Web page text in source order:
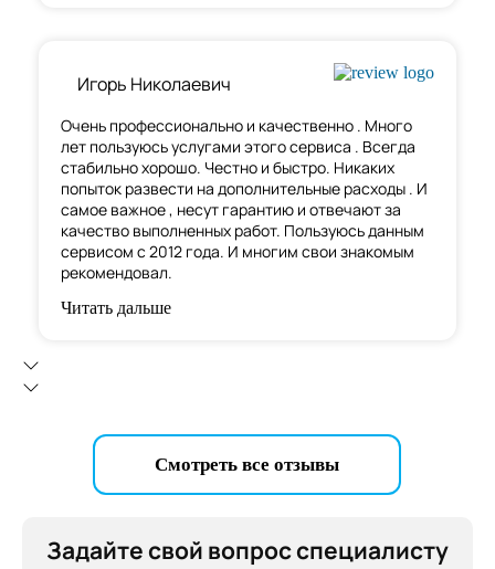
Игорь Николаевич
Очень профессионально и качественно . Много
лет пользуюсь услугами этого сервиса . Всегда
стабильно хорошо. Честно и быстро. Никаких
попыток развести на дополнительные расходы . И
самое важное , несут гарантию и отвечают за
качество выполненных работ. Пользуюсь данным
сервисом с 2012 года. И многим свои знакомым
рекомендовал.
Читать дальше
Смотреть все отзывы
Задайте свой вопрос специалисту